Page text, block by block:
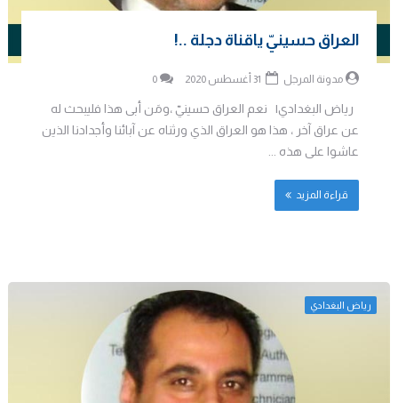
العراق حسينيّ ياقناة دجلة ..!
مدونة المرجل 0
رياض البغدادي| نعم العراق حسينيّ ،ومَن أبى هذا فليبحث له
عن عراق آخر ، هذا هو العراق الذي ورثناه عن آبائنا وأجدادنا الذين
عاشوا على هذه ...
قراءة المزيد
رياض البغدادي